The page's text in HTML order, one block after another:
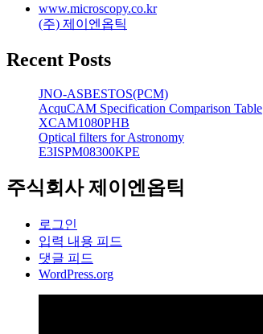
www.microscopy.co.kr
(주) 제이엔옵틱
Recent Posts
JNO-ASBESTOS(PCM)
AcquCAM Specification Comparison Table
XCAM1080PHB
Optical filters for Astronomy
E3ISPM08300KPE
주식회사 제이엔옵틱
로그인
입력 내용 피드
댓글 피드
WordPress.org